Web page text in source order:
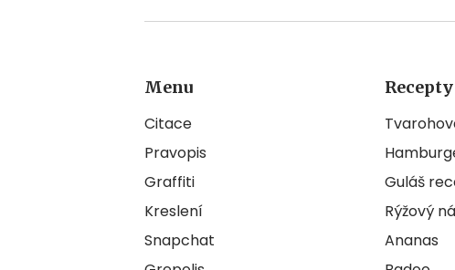
Menu
Citace
Pravopis
Graffiti
Kreslení
Snapchat
Recepty
Guláš
Rýžový
Ananas